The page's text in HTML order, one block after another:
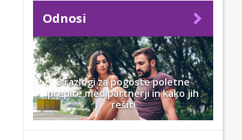
Odnosi
3 razlogi za pogoste poletne
prepire med partnerji in kako jih
rešiti